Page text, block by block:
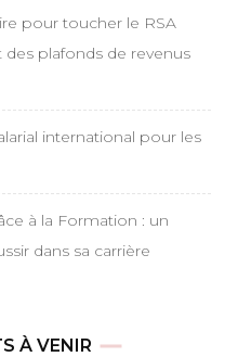
pour toucher le RSA
plafonds de revenus
international pour les
à la Formation : un
dans sa carrière
À VENIR